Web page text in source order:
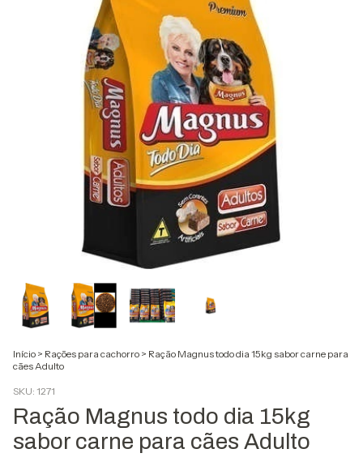
Início > Rações para cachorro > Ração Magnus todo dia 15kg sabor carne para
cães Adulto
SKU: 1271
Ração Magnus todo dia 15kg
sabor carne para cães Adulto